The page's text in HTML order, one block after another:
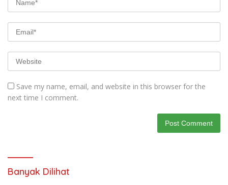
Save my name, email, and website in this browser for the
next time I comment.
Banyak Dilihat